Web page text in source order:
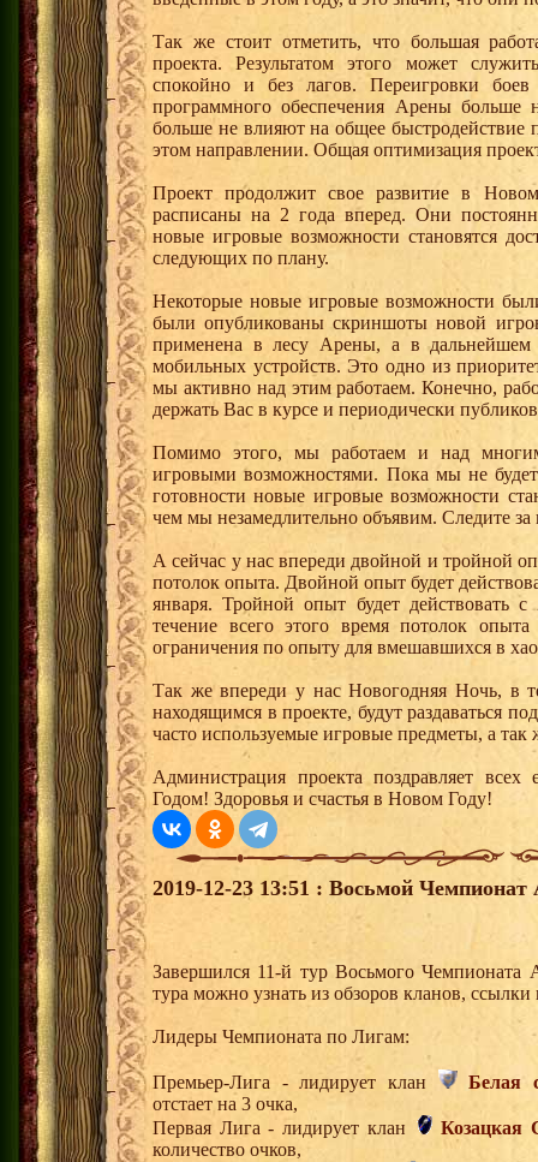
Так же стоит отметить, что большая
проекта. Результатом этого может
спокойно и без лагов. Переигровки
программного обеспечения Арены больше
больше не влияют на общее быстродействие
этом направлении. Общая оптимизация
Проект продолжит свое развитие в
расписаны на 2 года вперед. Они
новые игровые возможности становятся
следующих по плану.
Некоторые новые игровые возможности
были опубликованы скриншоты новой
применена в лесу Арены, а в дальнейшем
мобильных устройств. Это одно из
мы активно над этим работаем. Конечно,
держать Вас в курсе и периодически
Помимо этого, мы работаем и над
игровыми возможностями. Пока мы не
готовности новые игровые возможности
чем мы незамедлительно объявим. Следите за
А сейчас у нас впереди двойной и тройной
потолок опыта. Двойной опыт будет
января. Тройной опыт будет действовать
течение всего этого время потолок
ограничения по опыту для вмешавшихся в
Так же впереди у нас Новогодняя Ночь, в
находящимся в проекте, будут раздаваться
часто используемые игровые предметы, а
Администрация проекта поздравляет
Годом! Здоровья и счастья в Новом Году!
2019-12-23 13:51 : Восьмой
Завершился 11-й тур Восьмого
тура можно узнать из обзоров кланов,
Лидеры Чемпионата по Лигам:
Премьер-Лига - лидирует клан
Белая
отстает на 3 очка,
Первая Лига - лидирует клан
Козацкая
количество очков,